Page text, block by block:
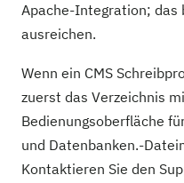
Apache-Integration; das
ausreichen.
Wenn ein CMS
zuerst das Verzeichnis
Bedienungsoberfläche
und Datenbanken.-
Kontaktieren Sie den